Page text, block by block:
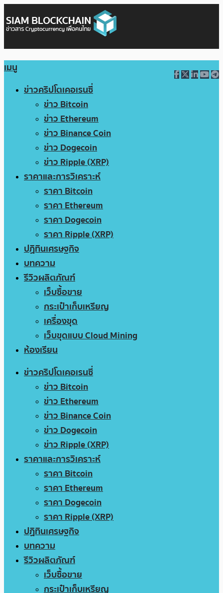
เมนู
ข่าวคริปโตเคอเรนซี่
ข่าว Bitcoin
ข่าว Ethereum
ข่าว Binance Coin
ข่าว Dogecoin
ข่าว Ripple (XRP)
ราคาและการวิเคราะห์
ราคา Bitcoin
ราคา Ethereum
ราคา Dogecoin
ราคา Ripple (XRP)
ปฏิทินเศรษฐกิจ
บทความ
รีวิวผลิตภัณฑ์
เว็บซื้อขาย
กระเป๋าเก็บเหรียญ
เครื่องขุด
เว็บขุดแบบ Cloud Mining
ห้องเรียน
ข่าวคริปโตเคอเรนซี่
ข่าว Bitcoin
ข่าว Ethereum
ข่าว Binance Coin
ข่าว Dogecoin
ข่าว Ripple (XRP)
ราคาและการวิเคราะห์
ราคา Bitcoin
ราคา Ethereum
ราคา Dogecoin
ราคา Ripple (XRP)
ปฏิทินเศรษฐกิจ
บทความ
รีวิวผลิตภัณฑ์
เว็บซื้อขาย
กระเป๋าเก็บเหรียญ